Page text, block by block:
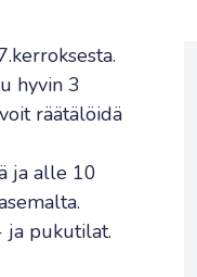
hyvin 3
räätälöidä
ja alle 10
ja pukutilat.